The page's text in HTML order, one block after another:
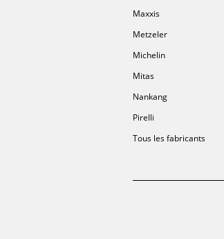
Maxxis
Metzeler
Michelin
Mitas
Nankang
Pirelli
Tous les fabricants